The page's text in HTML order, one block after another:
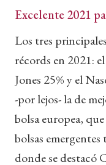
Excelente 2021
Los tres
récords en 2021:
Jones 25% y el
-por lejos- la de
bolsa europea,
bolsas
donde se destacó